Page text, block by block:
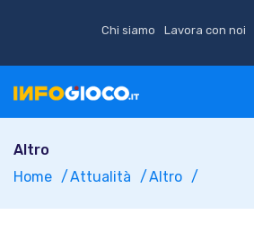
Chi siamo Lavora con noi
Altro
Home
Attualità Altro